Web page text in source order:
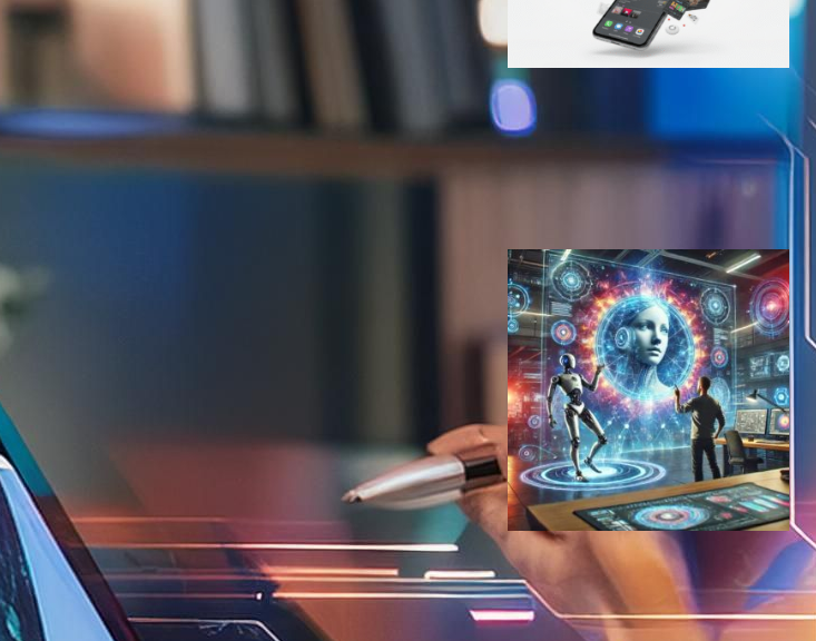
Adobe Photoshop for
Android、Firefly AI搭載でベ
ータ版リリース – 無料で本格
画像編集が可能に
Google Imagen 3: AIが描く
未来のクリエイティブ革命 –
高精度画像生成で変わる表現
の世界